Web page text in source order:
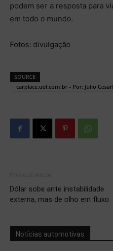
podem ser a resposta para
em todo o mundo.
Fotos: divulgação
SOURCE
carplace.uol.com.br - Por: Julio
Dólar sobe ante instabilidade
externa, mas de olho em fluxo
Notícias automotivas